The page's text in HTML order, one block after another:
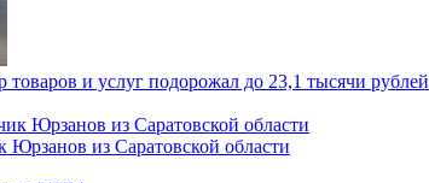
и услуг подорожал до 23,1 тысячи рублей
из Саратовской области